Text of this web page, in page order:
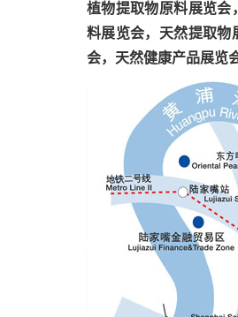
植物提取物原料展览会
料展览会，天然提取物
会，天然健康产品展览